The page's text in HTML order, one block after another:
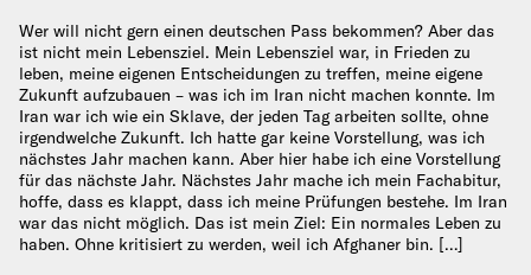
Wer will nicht gern einen deutschen Pass bekommen? Aber das
ist nicht mein Lebensziel. Mein Lebensziel war, in Frieden zu
leben, meine eigenen Entscheidungen zu treffen, meine eigene
Zukunft aufzubauen – was ich im Iran nicht machen konnte. Im
Iran war ich wie ein Sklave, der jeden Tag arbeiten sollte, ohne
irgendwelche Zukunft. Ich hatte gar keine Vorstellung, was ich
nächstes Jahr machen kann. Aber hier habe ich eine Vorstellung
für das nächste Jahr. Nächstes Jahr mache ich mein Fachabitur,
hoffe, dass es klappt, dass ich meine Prüfungen bestehe. Im Iran
war das nicht möglich. Das ist mein Ziel: Ein normales Leben zu
haben. Ohne kritisiert zu werden, weil ich Afghaner bin. […]